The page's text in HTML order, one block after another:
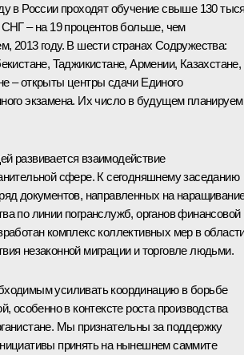
в России проходят обучение свыше 130
СНГ – на 19 процентов больше, чем
2013 году. В шести странах Содружества:
Таджикистане, Армении, Казахстане,
– открыты центры сдачи Единого
экзамена. Их число в будущем планируем
развивается взаимодействие
сфере. К сегодняшнему заседанию
документов, направленных на
по линии погранслужб, органов финансовой
комплекс коллективных мер в
незаконной миграции и торговле людьми.
усиливать координацию в борьбе
особенно в контексте роста производства
Мы признательны за поддержку
принять на нынешнем саммите